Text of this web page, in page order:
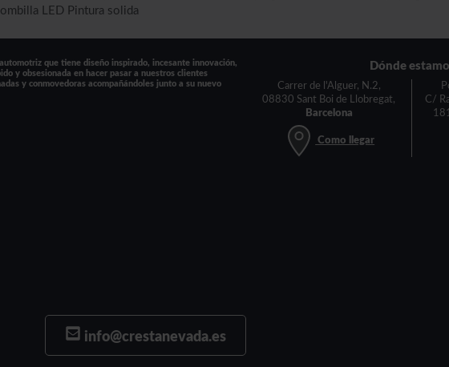
LED Pintura solida
que tiene diseño inspirado, incesante innovación,
y obsesionada en hacer pasar a nuestros clientes
y conmovedoras acompañándoles junto a su nuevo
Dónde
Carrer de l'Alguer, N.2,
08830 Sant Boi de Llobregat,
Barcelona
Como llegar
C/
info@crestanevada.es